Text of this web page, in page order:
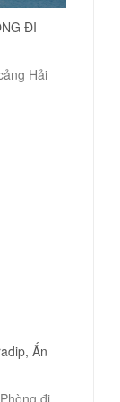
ĐI
Hải
Ấn